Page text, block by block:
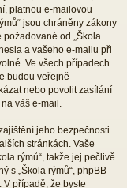
platnou e-mailovou
jsou chráněny zákony
od „Škola
a vašeho e-mailu při
Ve všech případech
budou veřejně
nebo povolit zasílání
váš e-mail.
jeho bezpečnosti.
stránkách. Vaše
rýmů“, takže jej pečlivě
s „Škola rýmů“, phpBB
V případě, že byste